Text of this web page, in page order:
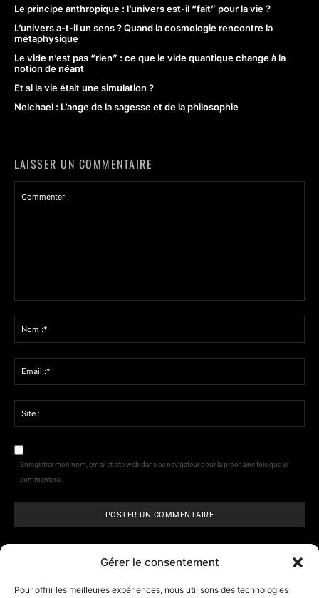
Gérer le consentement
Pour offrir les meilleures expériences, nous utilisons des technologies
Le principe anthropique : l’univers est-il “fait” pour la vie ?
L’univers a-t-il un sens ? Quand la cosmologie rencontre la
métaphysique
Le vide n’est pas “rien” : ce que le vide quantique change à la
notion de néant
Et si la vie était une simulation ?
Nelchael : L’ange de la sagesse et de la philosophie
LAISSER UN COMMENTAIRE
:
Enregistrer mon nom, email et site web dans ce navigateur pour la prochaine fois que je
commenterai.